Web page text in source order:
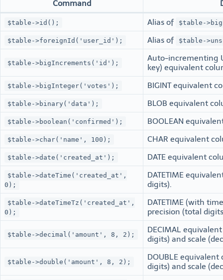
Command
$table->id(); Alias of $table-
$table->foreignId('user_id'); Alias of $table-
$table->bigIncrements('id');
Auto-incrementing
key) equivalent
$table->bigInteger('votes'); BIGINT equivalent
$table->binary('data'); BLOB equivalent
$table->boolean('confirmed'); BOOLEAN
$table->char('name', 100); CHAR equivalent
$table->date('created_at'); DATE equivalent
$table->dateTime('created_at',
0);
DATETIME
digits).
$table->dateTimeTz('created_at',
0);
DATETIME (with
precision (total
$table->decimal('amount', 8, 2);
DECIMAL
digits) and scale
$table->double('amount', 8, 2);
DOUBLE
digits) and scale